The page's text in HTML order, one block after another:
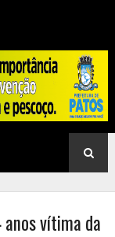
vítima da